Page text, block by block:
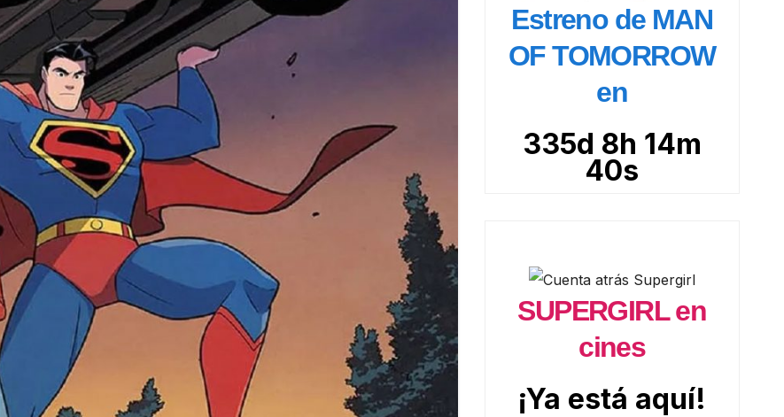
Estreno de MAN
OF TOMORROW
en
335d 8h 14m
39s
SUPERGIRL en
cines
¡Ya está aquí!